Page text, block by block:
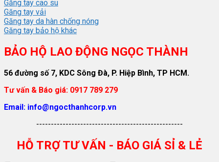
Găng tay cao su
Găng tay vải
Găng tay da hàn chống nóng
Găng tay bảo hộ khác
BẢO HỘ LAO ĐỘNG NGỌC THÀNH
56 đường số 7, KDC Sông Đà, P. Hiệp Bình, TP HCM.
Tư vấn & Báo giá: 0917 789 279
Email: info@ngocthanhcorp.vn
--------------------------------------------------
HỖ TRỢ TƯ VẤN - BÁO GIÁ SỈ & LẺ